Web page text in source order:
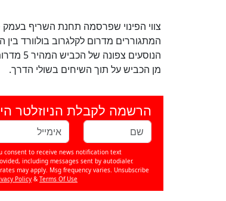
צווי הפינוי שפרסמה תחנת השריף בעמק
מן הכביש על תוך השיחים בשולי הדרך.
הרשמה לקבלת הניוזלטר
consent to receive news notification text
including messages sent by autodialer.
may apply. Msg frequency varies. Unsubscribe
Policy & Terms Of Use